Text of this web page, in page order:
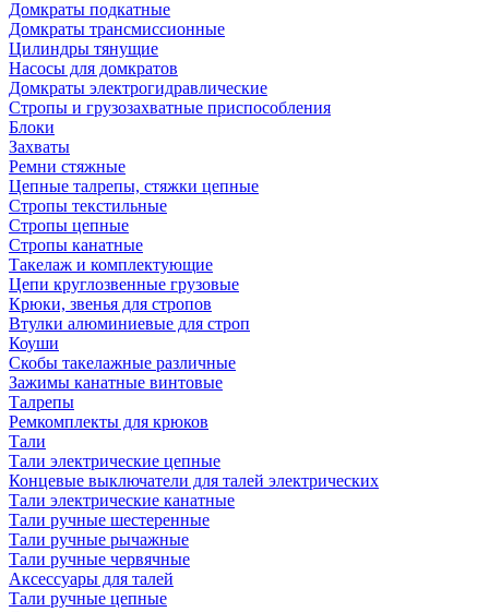
Домкраты подкатные
Домкраты трансмиссионные
Цилиндры тянущие
Насосы для домкратов
Домкраты электрогидравлические
Стропы и грузозахватные приспособления
Блоки
Захваты
Ремни стяжные
Цепные талрепы, стяжки цепные
Стропы текстильные
Стропы цепные
Стропы канатные
Такелаж и комплектующие
Цепи круглозвенные грузовые
Крюки, звенья для стропов
Втулки алюминиевые для строп
Коуши
Скобы такелажные различные
Зажимы канатные винтовые
Талрепы
Ремкомплекты для крюков
Тали
Тали электрические цепные
Концевые выключатели для талей электрических
Тали электрические канатные
Тали ручные шестеренные
Тали ручные рычажные
Тали ручные червячные
Аксессуары для талей
Тали ручные цепные